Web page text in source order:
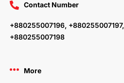
Contact Number
+880255007196, +880255007197,
+880255007198
More